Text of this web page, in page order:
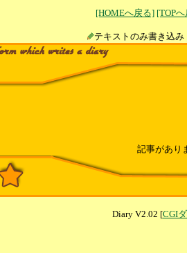
[HOMEへ戻る] [TOP
テキストのみ書
記事があり
Diary V2.02 [CGI